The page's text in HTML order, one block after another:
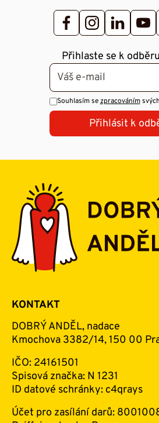
Přihlaste se k
Souhlasím sezpracováním
Přihlásit k
KONTAKT
DOBRÝ ANDĚL, nadace
Kmochova 3382/14, 150 00
IČO: 24161501
Spisová značka: N 1231
ID datové schránky: c4qrays
Účet pro zasílání darů: